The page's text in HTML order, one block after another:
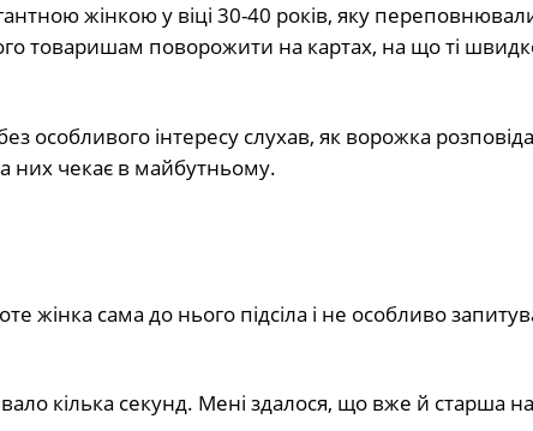
жінкою у віці 30-40 років, яку
товаришам поворожити на картах, на що ті
особливого інтересу слухав, як ворожка
них чекає в майбутньому.
жінка сама до нього підсіла і не особливо
кілька секунд. Мені здалося, що вже й старша